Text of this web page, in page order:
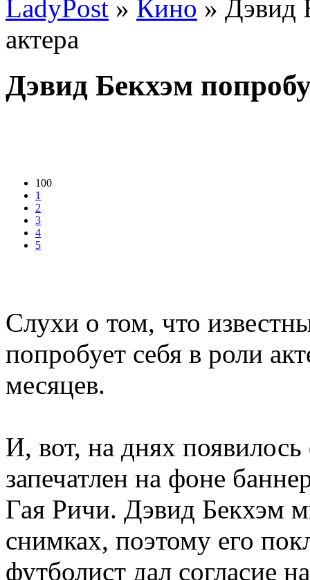
LadyPost » Кино » Дэвид
актера
Дэвид Бекхэм
100
1
2
3
4
5
Слухи о том, что
попробует себя в роли
месяцев.
И, вот, на днях
запечатлен на фоне
Гая Ричи. Дэвид Бекхэм
снимках, поэтому его
футболист дал согласие